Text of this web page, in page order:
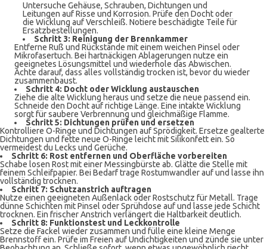
Untersuche Gehäuse, Schrauben, Dichtungen und
Leitungen auf Risse und Korrosion. Prüfe den Docht oder
die Wicklung auf Verschleiß. Notiere beschädigte Teile für
Ersatzbestellungen.
Schritt 3: Reinigung der Brennkammer
Entferne Ruß und Rückstände mit einem weichen Pinsel oder
Mikrofasertuch. Bei hartnäckigen Ablagerungen nutze ein
geeignetes Lösungsmittel und wiederhole das Abwischen.
Achte darauf, dass alles vollständig trocken ist, bevor du wieder
zusammenbaust.
Schritt 4: Docht oder Wicklung austauschen
Ziehe die alte Wicklung heraus und setze die neue passend ein.
Schneide den Docht auf richtige Länge. Eine intakte Wicklung
sorgt für saubere Verbrennung und gleichmäßige Flamme.
Schritt 5: Dichtungen prüfen und ersetzen
Kontrolliere O-Ringe und Dichtungen auf Sprödigkeit. Ersetze gealterte
Dichtungen und fette neue O-Ringe leicht mit Silikonfett ein. So
vermeidest du Lecks und Gerüche.
Schritt 6: Rost entfernen und Oberfläche vorbereiten
Schabe losen Rost mit einer Messingbürste ab. Glätte die Stelle mit
feinem Schleifpapier. Bei Bedarf trage Rostumwandler auf und lasse ihn
vollständig trocknen.
Schritt 7: Schutzanstrich auftragen
Nutze einen geeigneten Außenlack oder Rostschutz für Metall. Trage
dünne Schichten mit Pinsel oder Sprühdose auf und lasse jede Schicht
trocknen. Ein frischer Anstrich verlängert die Haltbarkeit deutlich.
Schritt 8: Funktionstest und Leckkontrolle
Setze die Fackel wieder zusammen und fülle eine kleine Menge
Brennstoff ein. Prüfe im Freien auf Undichtigkeiten und zünde sie unter